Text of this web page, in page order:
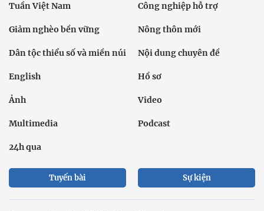
Tuần Việt Nam Công nghiệp hỗ trợ
Giảm nghèo bền vững Nông thôn mới
Dân tộc thiểu số và miền núi Nội dung chuyên đề
English Hồ sơ
Ảnh Video
Multimedia Podcast
24h qua
Tuyến bài Sự kiện